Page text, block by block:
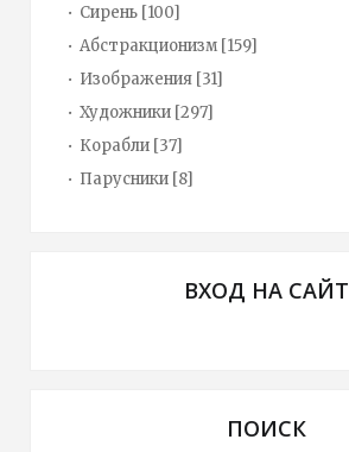
Сирень [100]
Абстракционизм [159]
Изображения [31]
Художники [297]
Корабли [37]
Парусники [8]
ВХОД НА САЙТ
ПОИСК